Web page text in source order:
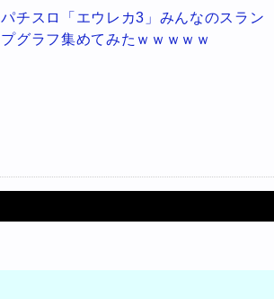
パチスロ「エウレカ3」みんなのスラン
プグラフ集めてみたｗｗｗｗｗ